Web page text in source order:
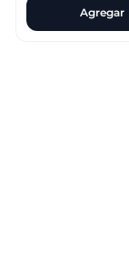
Agregar